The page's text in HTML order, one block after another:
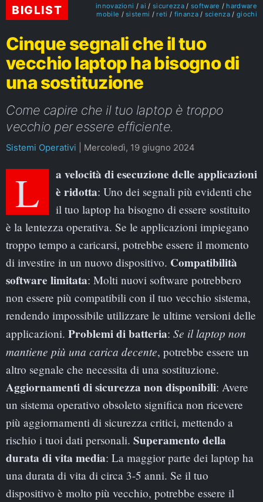
BIGLIST innovazioni ai sicurezza software
hardware
mobile
sistemi reti finanza scienza giochi
Cinque segnali che il tuo
vecchio laptop ha bisogno di
una sostituzione
Come capire che il tuo laptop è troppo
vecchio per essere efficiente.
Sistemi Operativi Mercoledì, 19 giugno 2024
La velocità di esecuzione delle applicazioni è ridotta: Uno dei segnali più evidenti che
il tuo laptop ha bisogno di essere sostituito
è la lentezza operativa. Se le applicazioni impiegano
troppo tempo a caricarsi, potrebbe essere il momento
di investire in un nuovo dispositivo. Compatibilità
software limitata: Molti nuovi software potrebbero
non essere più compatibili con il tuo vecchio sistema,
rendendo impossibile utilizzare le ultime versioni delle
applicazioni. Problemi di batteria: Se il laptop non
mantiene più una carica decente, potrebbe essere un
altro segnale che necessita di una sostituzione.
Aggiornamenti di sicurezza non disponibili: Avere
un sistema operativo obsoleto significa non ricevere
più aggiornamenti di sicurezza critici, mettendo a
rischio i tuoi dati personali. Superamento della
durata di vita media: La maggior parte dei laptop ha
una durata di vita di circa 3-5 anni. Se il tuo
dispositivo è molto più vecchio, potrebbe essere il